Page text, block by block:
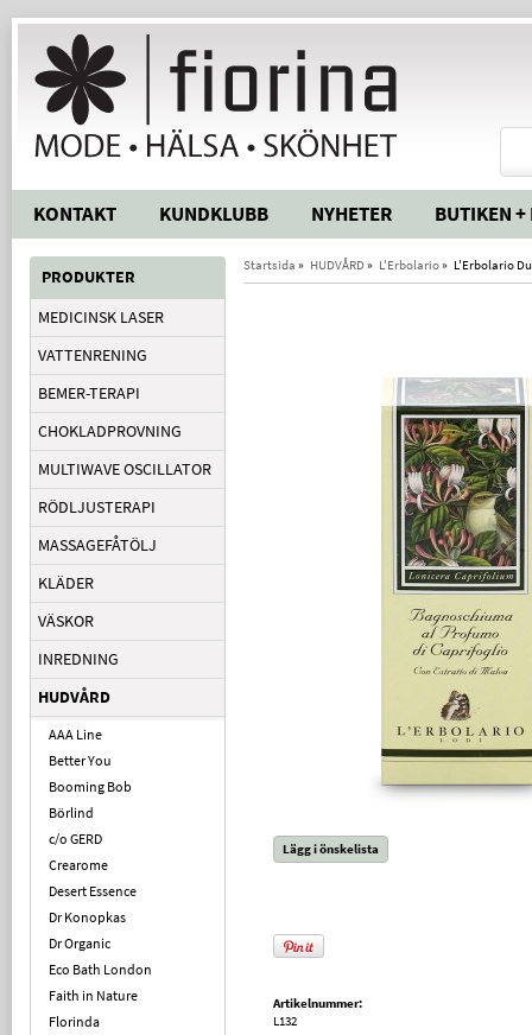
KONTAKT KUNDKLUBB NYHETER BUTIKEN +
PRODUKTER
MEDICINSK LASER
VATTENRENING
BEMER-TERAPI
CHOKLADPROVNING
MULTIWAVE OSCILLATOR
RÖDLJUSTERAPI
MASSAGEFÅTÖLJ
KLÄDER
VÄSKOR
INREDNING
HUDVÅRD
AAA Line
Better You
Booming Bob
Börlind
c/o GERD
Crearome
Desert Essence
Dr Konopkas
Dr Organic
Eco Bath London
Faith in Nature
Florinda
Startsida » HUDVÅRD» L'Erbolario» L'Erbolario
Lägg i önskelista
Artikelnummer:
L132